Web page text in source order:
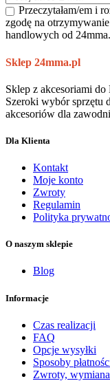
Przeczytałam/em i
zgodę na
handlowych od
Sklep 24mma.pl
Sklep z akcesoriami
Szeroki wybór sprzętu
akcesoriów dla
Dla Klienta
Kontakt
Moje konto
Zwroty
Regulamin
Polityka
O naszym sklepie
Blog
Informacje
Czas realizacji
FAQ
Opcje wysyłki
Sposoby
Zwroty,